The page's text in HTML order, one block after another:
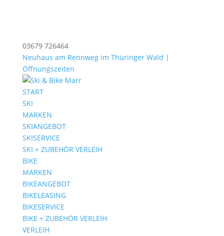
03679 726464
Neuhaus am Rennweg im Thüringer Wald |
Öffnungszeiten
START
SKI
MARKEN
SKIANGEBOT
SKISERVICE
SKI + ZUBEHÖR VERLEIH
BIKE
MARKEN
BIKEANGEBOT
BIKELEASING
BIKESERVICE
BIKE + ZUBEHÖR VERLEIH
VERLEIH